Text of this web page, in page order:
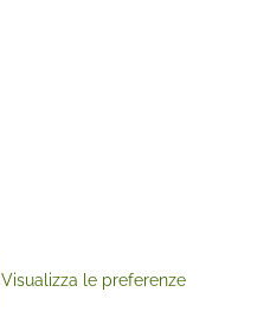
Visualizza le preferenze